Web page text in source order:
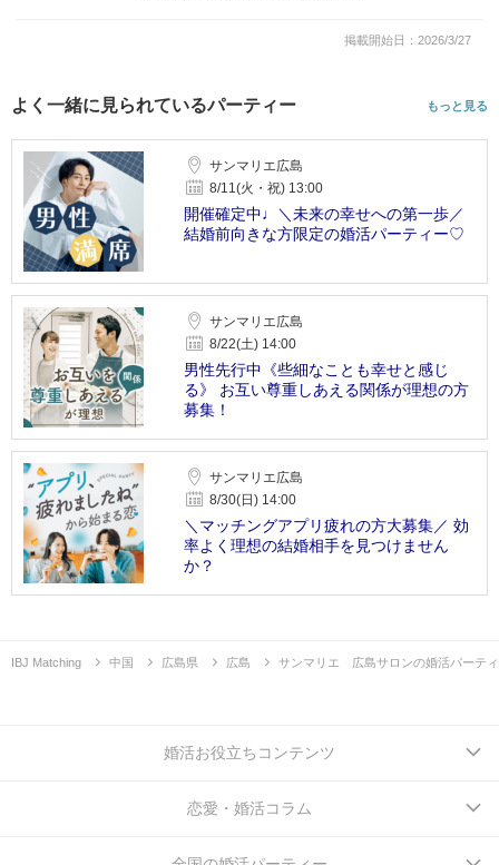
掲載開始日：2026/3/27
よく一緒に見られているパーティー もっと見る
サンマリエ広島
8/11(火・祝) 13:00
開催確定中♩＼未来の幸せへの第一歩／
結婚前向きな方限定の婚活パーティー♡
サンマリエ広島
8/22(土) 14:00
男性先行中《些細なことも幸せと感じ
る》 お互い尊重しあえる関係が理想の方
募集！
サンマリエ広島
8/30(日) 14:00
＼マッチングアプリ疲れの方大募集／ 効
率よく理想の結婚相手を見つけません
か？
IBJ Matching 中国 広島県 広島 サンマリエ 広島サロンの婚活パーテ
婚活お役立ちコンテンツ
恋愛・婚活コラム